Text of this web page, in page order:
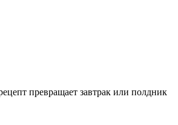
превращает завтрак или полдник